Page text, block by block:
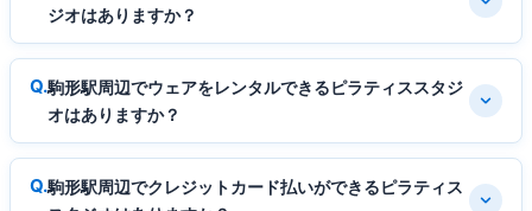
ジオはありますか？
駒形駅周辺でウェアをレンタルできるピラティススタジ
オはありますか？
駒形駅周辺でクレジットカード払いができるピラティス